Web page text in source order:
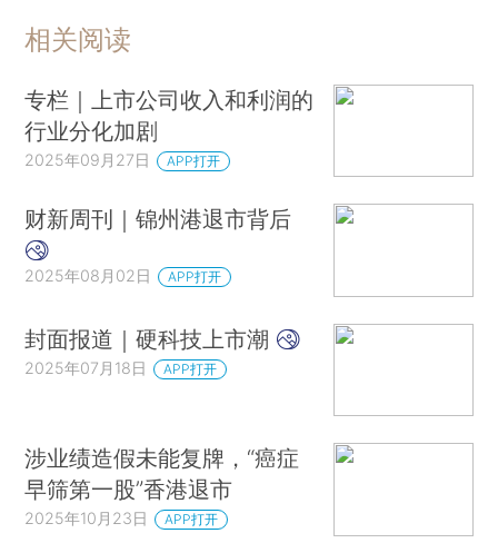
相关阅读
专栏｜上市公司收入和利润的
行业分化加剧
2025年09月27日 APP打开
财新周刊｜锦州港退市背后
2025年08月02日 APP打开
封面报道｜硬科技上市潮
2025年07月18日 APP打开
涉业绩造假未能复牌，“癌症
早筛第一股”香港退市
2025年10月23日 APP打开